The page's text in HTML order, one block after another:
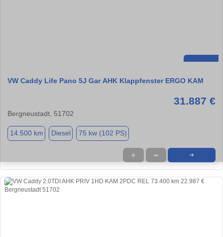
VW Caddy Life Pano 5J Gar AHK Klappfenster ERGO KAM
31.887 €
Bergneustadt, 51702
14.500 km Diesel 75 kw (102 PS)
★ ➦ ➜